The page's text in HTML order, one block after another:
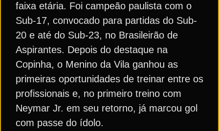
faixa etária. Foi campeão paulista com o
Sub-17, convocado para partidas do Sub-
20 e até do Sub-23, no Brasileirão de
Aspirantes. Depois do destaque na
Copinha, o Menino da Vila ganhou as
primeiras oportunidades de treinar entre os
profissionais e, no primeiro treino com
Neymar Jr. em seu retorno, já marcou gol
com passe do ídolo.